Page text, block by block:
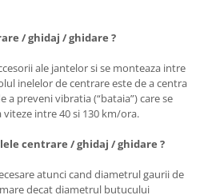
/ ghidaj / ghidare ?
ale jantelor si se monteaza intre
inelelor de centrare este de a centra
a preveni vibratia (“bataia”) care se
intre 40 si 130 km/ora.
centrare / ghidaj / ghidare ?
atunci cand diametrul gaurii de
decat diametrul butucului